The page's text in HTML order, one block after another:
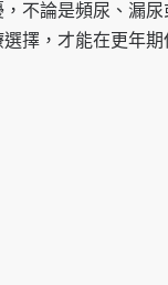
不論是頻尿、漏
擇，才能在更年